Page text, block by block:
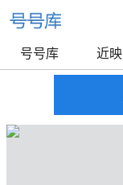
号号库 近映